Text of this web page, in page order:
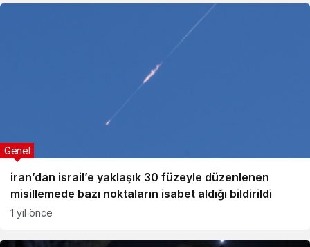
iran’dan israil’e yaklaşık 30 füzeyle düzenlenen
misillemede bazı noktaların isabet aldığı bildirildi
Genel
1 yıl önce